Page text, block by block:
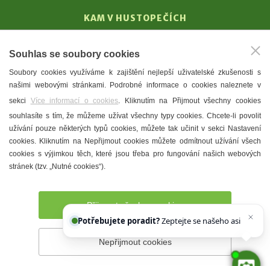
KAM V HUSTOPEČÍCH
T. G. Masaryk
Mandloně
Ubytování
Restaurace
Městské muzeum a galerie
Denní meníčka
Prohlášení o přístupnosti Správce webu
Souhlas se soubory cookies
Soubory cookies využíváme k zajištění nejlepší uživatelské zkušenosti s
našimi webovými stránkami. Podrobné informace o cookies naleznete v
sekci Více informací o cookies. Kliknutím na Přijmout všechny cookies
souhlasíte s tím, že můžeme užívat všechny typy cookies. Chcete-li povolit
užívání pouze některých typů cookies, můžete tak učinit v sekci Nastavení
cookies. Kliknutím na Nepřijmout cookies můžete odmítnout užívání všech
cookies s výjimkou těch, které jsou třeba pro fungování našich webových
stránek (tzv. „Nutné cookies“).
Přijmout všechny cookies
Nepřijmout cookies
Potřebujete poradit? Zeptejte se našeho asistentaCh